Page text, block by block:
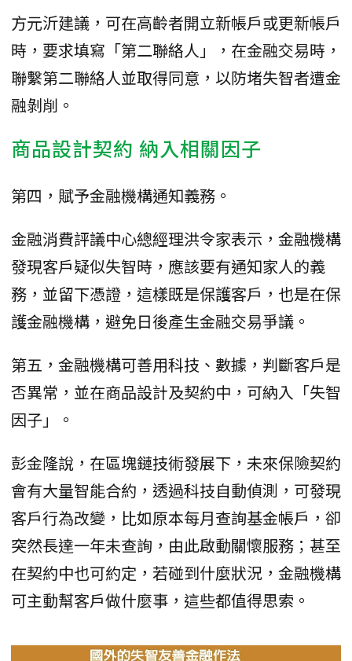
方元沂建議，可在高齡者開立新帳戶或更新帳戶
時，要求填寫「第二聯絡人」，在金融交易時，
聯繫第二聯絡人並取得同意，以防堵失智者遭金
融剝削。
商品設計契約 納入相關因子
第四，賦予金融機構通知義務。
金融消費評議中心總經理洪令家表示，金融機構
發現客戶疑似失智時，應該要有通知家人的義
務，並留下憑證，這樣既是保護客戶，也是在保
護金融機構，避免日後產生金融交易爭議。
第五，金融機構可善用科技、數據，判斷客戶是
否異常，並在商品設計及契約中，可納入「失智
因子」。
彭金隆說，在區塊鏈技術發展下，未來保險契約
會有大量智能合約，透過科技自動偵測，可發現
客戶行為改變，比如原本每月查詢基金帳戶，卻
突然長達一年未查詢，由此啟動關懷服務；甚至
在契約中也可約定，若碰到什麼狀況，金融機構
可主動幫客戶做什麼事，這些都值得思索。